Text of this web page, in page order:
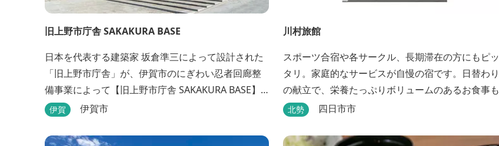
旧上野市庁舎 SAKAKURA BASE
日本を代表する建築家 坂倉準三によって設計された
「旧上野市庁舎」が、伊賀市のにぎわい忍者回廊整
備事業によって【旧上野市庁舎 SAKAKURA BASE】
として生まれ変わりました。 館内には図書館やホテ
ンフォメーションセンター」や伊賀の逸品を取り揃
伊賀 伊賀市
川村旅館
スポーツ合宿や各サークル、長期滞在の方にもピッ
タリ。家庭的なサービスが自慢の宿です。日替わり
の献立で、栄養たっぷりボリュームのあるお食事も
楽しめます。
北勢 四日市市